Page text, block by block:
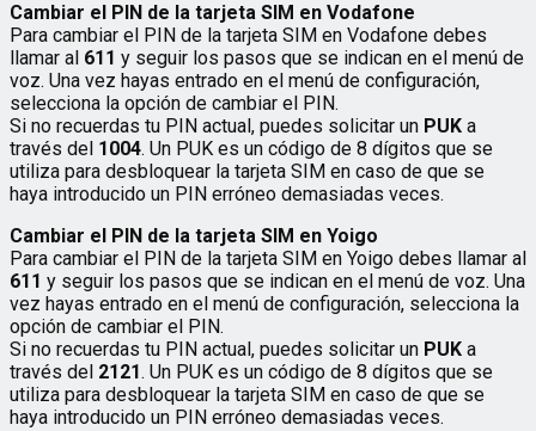
Cambiar el PIN de la tarjeta SIM en Vodafone
Para cambiar el PIN de la tarjeta SIM en Vodafone debes
llamar al 611 y seguir los pasos que se indican en el menú de
voz. Una vez hayas entrado en el menú de configuración,
selecciona la opción de cambiar el PIN.
Si no recuerdas tu PIN actual, puedes solicitar un PUK a
través del 1004. Un PUK es un código de 8 dígitos que se
utiliza para desbloquear la tarjeta SIM en caso de que se
haya introducido un PIN erróneo demasiadas veces.
Cambiar el PIN de la tarjeta SIM en Yoigo
Para cambiar el PIN de la tarjeta SIM en Yoigo debes llamar al
611 y seguir los pasos que se indican en el menú de voz. Una
vez hayas entrado en el menú de configuración, selecciona la
opción de cambiar el PIN.
Si no recuerdas tu PIN actual, puedes solicitar un PUK a
través del 2121. Un PUK es un código de 8 dígitos que se
utiliza para desbloquear la tarjeta SIM en caso de que se
haya introducido un PIN erróneo demasiadas veces.